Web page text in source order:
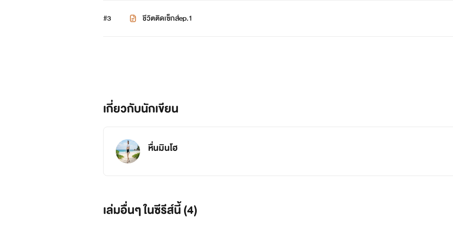
#3 ชีวิตติดเซ็กส์ep.1
เกี่ยวกับนักเขียน
หื่นมินโฮ
เล่มอื่นๆ ในซีรีส์นี้ (4)